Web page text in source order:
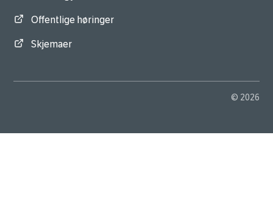
Offentlige høringer
Skjemaer
© 2026